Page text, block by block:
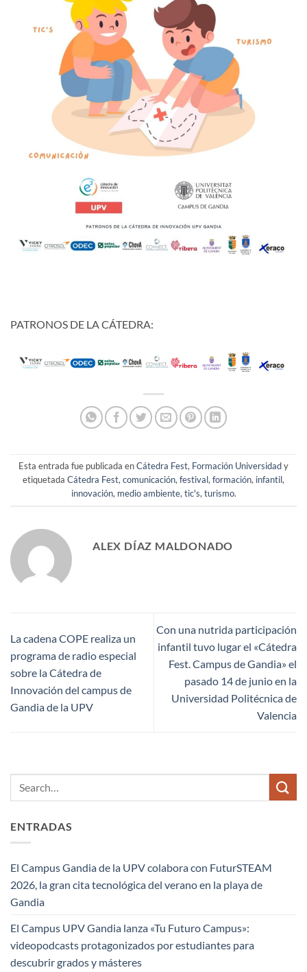
PATRONOS DE LA CÁTEDRA:
Esta entrada fue publicada enCátedra Fest, Formación Universidady
etiquetada Cátedra Fest,comunicación,festival,formación, infantil,
innovación, medio ambiente,tic's,turismo.
ALEX DÍAZ MALDONADO
La cadena COPE realiza un
programa de radio especial
sobre la Cátedra de
Innovación del campus de
Gandia de la UPV
Con una nutrida participación
infantil tuvo lugar el «Cátedra
Fest. Campus de Gandia» el
pasado 14 de junio en la
Universidad Politécnica de
Valencia
ENTRADAS
El Campus Gandia de la UPV colabora con FuturSTEAM
2026, la gran cita tecnológica del verano en la playa de
Gandia
El Campus UPV Gandia lanza «Tu Futuro Campus»:
videopodcasts protagonizados por estudiantes para
descubrir grados y másteres